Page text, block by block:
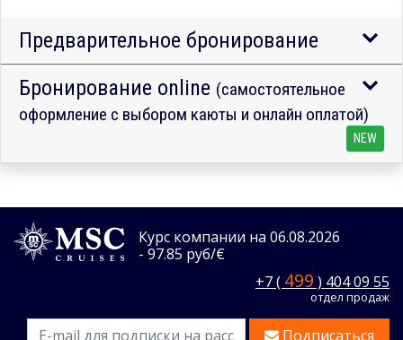
Предварительное бронирование
Бронирование online (самостоятельное
оформление с выбором каюты и онлайн оплатой)
NEW
Курс компании на 06.08.2026
- 97.85 руб/€
+7 ( 499 ) 404 09 55
отдел продаж
Подписаться